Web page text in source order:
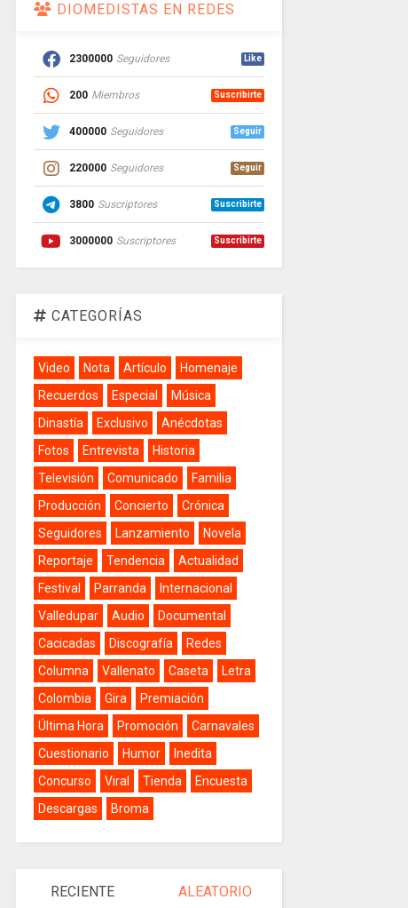
DIOMEDISTAS EN REDES
2300000 Seguidores Like
200 Miembros Suscribirte
400000 Seguidores Seguir
220000 Seguidores Seguir
3800 Suscriptores Suscribirte
3000000 Suscriptores Suscribirte
CATEGORÍAS
Video Nota Artículo
Homenaje
Recuerdos
Especial
Música
Dinastía
Exclusivo
Anécdotas
Fotos
Entrevista
Historia
Televisión
Comunicado
Familia
Producción
Concierto
Crónica
Seguidores
Lanzamiento
Novela
Reportaje
Tendencia
Actualidad
Festival
Parranda
Internacional
Valledupar
Audio
Documental
Cacicadas
Discografía
Redes
Columna
Vallenato Caseta
Letra
Colombia
Gira
Premiación
Última Hora
Promoción
Carnavales
Cuestionario
Humor
Inedita
Concurso
Viral Tienda
Encuesta
Descargas
Broma
RECIENTE ALEATORIO